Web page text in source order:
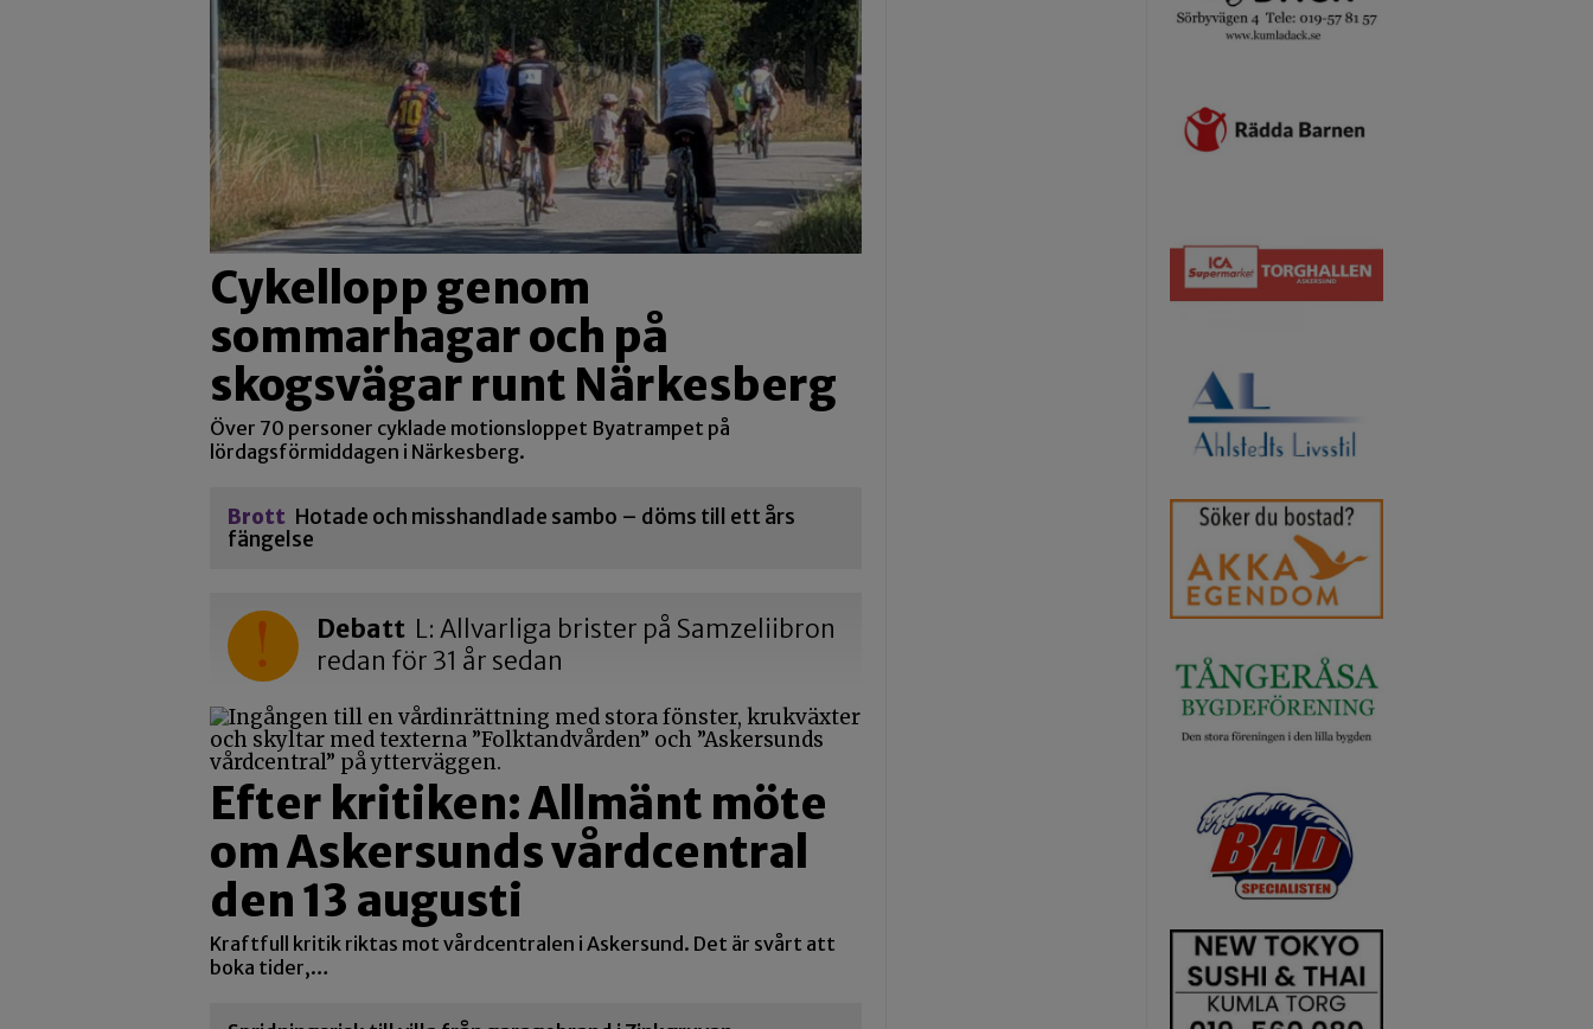
Cykellopp genom
sommarhagar och på
skogsvägar runt Närkesberg
Över 70 personer cyklade motionsloppet Byatrampet på
lördagsförmiddagen i Närkesberg.
Brott Hotade och misshandlade sambo – döms till ett års
fängelse
Debatt L: Allvarliga brister på Samzeliibron
redan för 31 år sedan
Efter kritiken: Allmänt möte
om Askersunds vårdcentral
den 13 augusti
Kraftfull kritik riktas mot vårdcentralen i Askersund. Det är svårt att
boka tider,…